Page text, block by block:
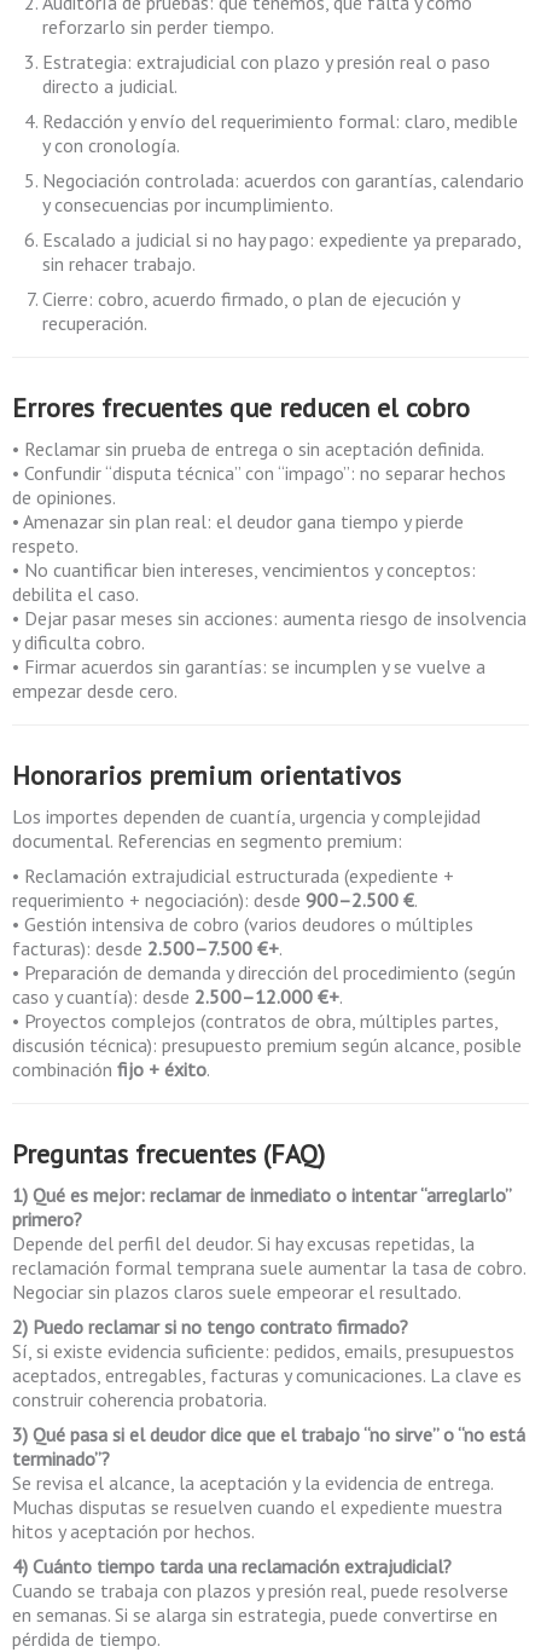
reforzarlo sin perder tiempo.
Estrategia: extrajudicial con plazo y presión real o paso
directo a judicial.
Redacción y envío del requerimiento formal: claro, medible
y con cronología.
Negociación controlada: acuerdos con garantías, calendario
y consecuencias por incumplimiento.
Escalado a judicial si no hay pago: expediente ya preparado,
sin rehacer trabajo.
Cierre: cobro, acuerdo firmado, o plan de ejecución y
recuperación.
Errores frecuentes que reducen el cobro
• Reclamar sin prueba de entrega o sin aceptación definida.
• Confundir “disputa técnica” con “impago”: no separar hechos
de opiniones.
• Amenazar sin plan real: el deudor gana tiempo y pierde
respeto.
• No cuantificar bien intereses, vencimientos y conceptos:
debilita el caso.
• Dejar pasar meses sin acciones: aumenta riesgo de insolvencia
y dificulta cobro.
• Firmar acuerdos sin garantías: se incumplen y se vuelve a
empezar desde cero.
Honorarios premium orientativos
Los importes dependen de cuantía, urgencia y complejidad
documental. Referencias en segmento premium:
• Reclamación extrajudicial estructurada (expediente +
requerimiento + negociación): desde 900–2.500 €.
• Gestión intensiva de cobro (varios deudores o múltiples
facturas): desde 2.500–7.500 €+.
• Preparación de demanda y dirección del procedimiento (según
caso y cuantía): desde 2.500–12.000 €+.
• Proyectos complejos (contratos de obra, múltiples partes,
discusión técnica): presupuesto premium según alcance, posible
combinación fijo + éxito.
Preguntas frecuentes (FAQ)
1) Qué es mejor: reclamar de inmediato o intentar “arreglarlo”
primero?
Depende del perfil del deudor. Si hay excusas repetidas, la
reclamación formal temprana suele aumentar la tasa de cobro.
Negociar sin plazos claros suele empeorar el resultado.
2) Puedo reclamar si no tengo contrato firmado?
Sí, si existe evidencia suficiente: pedidos, emails, presupuestos
aceptados, entregables, facturas y comunicaciones. La clave es
construir coherencia probatoria.
3) Qué pasa si el deudor dice que el trabajo “no sirve” o “no está
terminado”?
Se revisa el alcance, la aceptación y la evidencia de entrega.
Muchas disputas se resuelven cuando el expediente muestra
hitos y aceptación por hechos.
4) Cuánto tiempo tarda una reclamación extrajudicial?
Cuando se trabaja con plazos y presión real, puede resolverse
en semanas. Si se alarga sin estrategia, puede convertirse en
pérdida de tiempo.